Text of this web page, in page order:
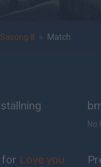
8 » Match
No
for Love you